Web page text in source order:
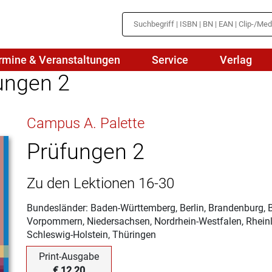
Medienbildung
Naturwissenschaften/NuT
Physik
Politik
Religion
Spanisch
& Veranstaltungen Service Verlag
2
Campus A. Palette
Prüfungen 2
Zu den Lektionen 16-30
Bundesländer: Baden-Württemberg, Berlin, Brandenburg,
Vorpommern, Niedersachsen, Nordrhein-Westfalen,
Schleswig-Holstein, Thüringen
Print-Ausgabe